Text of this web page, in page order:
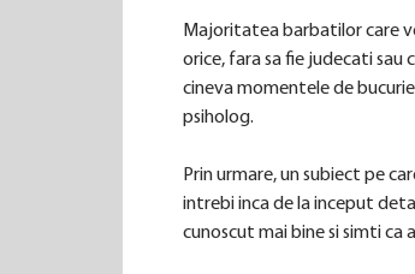
Majoritatea barbatilor care
orice, fara sa fie judecati sau
cineva momentele de
psiholog.
Prin urmare, un subiect pe
intrebi inca de la inceput
cunoscut mai bine si simti ca